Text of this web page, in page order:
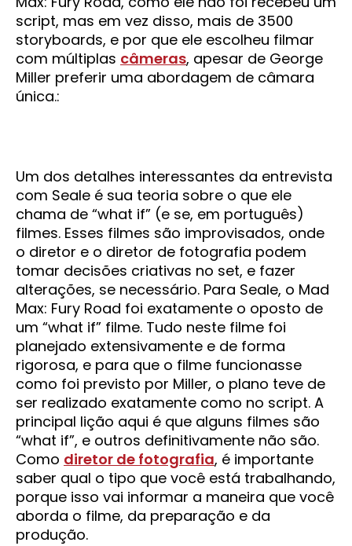
script, mas em vez disso, mais de 3500
storyboards, e por que ele escolheu filmar
com múltiplas câmeras, apesar de George
Miller preferir uma abordagem de câmara
única.:
Um dos detalhes interessantes da entrevista
com Seale é sua teoria sobre o que ele
chama de “what if” (e se, em português)
filmes. Esses filmes são improvisados, onde
o diretor e o diretor de fotografia podem
tomar decisões criativas no set, e fazer
alterações, se necessário. Para Seale, o Mad
Max: Fury Road foi exatamente o oposto de
um “what if” filme. Tudo neste filme foi
planejado extensivamente e de forma
rigorosa, e para que o filme funcionasse
como foi previsto por Miller, o plano teve de
ser realizado exatamente como no script. A
principal lição aqui é que alguns filmes são
“what if”, e outros definitivamente não são.
Como diretor de fotografia, é importante
saber qual o tipo que você está trabalhando,
porque isso vai informar a maneira que você
aborda o filme, da preparação e da
produção.